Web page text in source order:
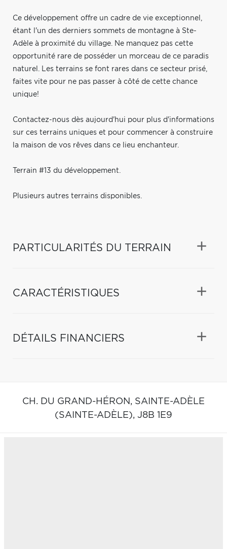
Ce développement offre un cadre de vie exceptionnel,
étant l'un des derniers sommets de montagne à Ste-
Adèle à proximité du village. Ne manquez pas cette
opportunité rare de posséder un morceau de ce paradis
naturel. Les terrains se font rares dans ce secteur prisé,
faites vite pour ne pas passer à côté de cette chance
unique!
Contactez-nous dès aujourd'hui pour plus d'informations
sur ces terrains uniques et pour commencer à construire
la maison de vos rêves dans ce lieu enchanteur.
Terrain #13 du développement.
Plusieurs autres terrains disponibles.
PARTICULARITÉS DU TERRAIN
CARACTÉRISTIQUES
DÉTAILS FINANCIERS
CH. DU GRAND-HÉRON, SAINTE-ADÈLE
(SAINTE-ADÈLE), J8B 1E9